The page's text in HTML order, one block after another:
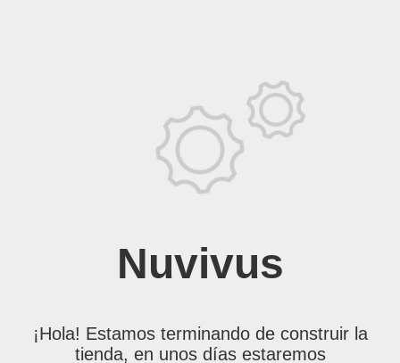
Nuvivus
¡Hola! Estamos terminando de construir la
tienda, en unos días estaremos